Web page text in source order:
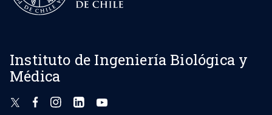
Instituto de Ingeniería Biológica y
Médica